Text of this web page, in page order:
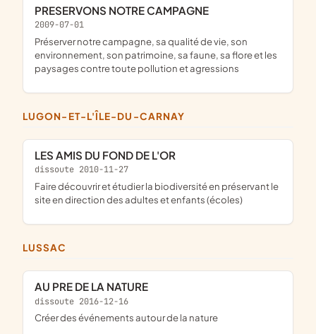
PRESERVONS NOTRE CAMPAGNE
2009-07-01
préserver notre campagne, sa qualité de vie, son
environnement, son patrimoine, sa faune, sa flore et les
paysages contre toute pollution et agressions
LUGON-ET-L'ÎLE-DU-CARNAY
LES AMIS DU FOND DE L'OR
dissoute 2010-11-27
faire découvrir et étudier la biodiversité en préservant le
site en direction des adultes et enfants (écoles)
LUSSAC
AU PRE DE LA NATURE
dissoute 2016-12-16
créer des événements autour de la nature